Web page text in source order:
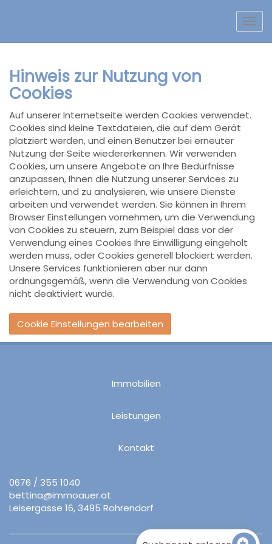
Hinweis zur Nutzung von
Cookies
Auf unserer Internetseite werden Cookies verwendet.
Cookies sind kleine Textdateien, die auf dem Gerät
platziert werden, und einen Benutzer bei erneuter
Nutzung der Seite wiedererkennen. Wir verwenden
Cookies, um unsere Angebote an Ihre Bedürfnisse
anzupassen, Ihnen die Nutzung unserer Services zu
erleichtern, und zu analysieren, wie unsere Dienste
arbeiten und verwendet werden. Sie können in Ihrem
Browser Einstellungen vornehmen, um die Verwendung
von Cookies zu steuern, zum Beispiel dass vor der
Verwendung eines Cookies Ihre Einwilligung eingeholt
werden muss, oder Cookies generell blockiert werden.
Unsere Services funktionieren aber nur dann
ordnungsgemäß, wenn die Verwendung von Cookies
nicht deaktiviert wurde.
Cookie Einstellungen bearbeiten
Immobilien
Leistungen
Kontakt
0676 / 355 1040
bettina@immoauer.at
Leisergasse 16, 3495 Rohrendorf